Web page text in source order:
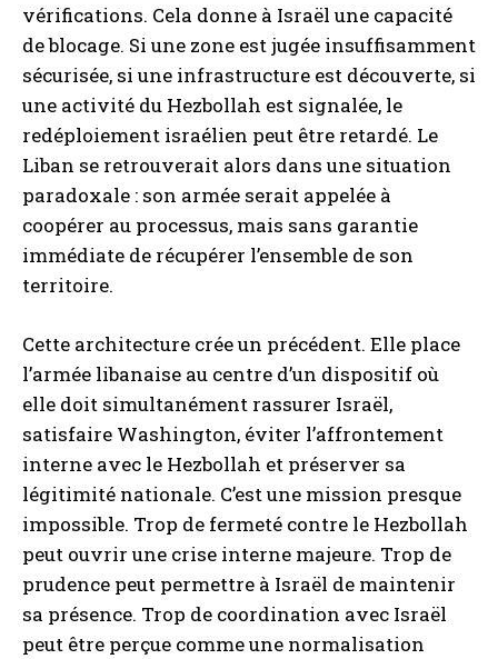
vérifications. Cela donne à Israël une capacité
de blocage. Si une zone est jugée insuffisamment
sécurisée, si une infrastructure est découverte, si
une activité du Hezbollah est signalée, le
redéploiement israélien peut être retardé. Le
Liban se retrouverait alors dans une situation
paradoxale : son armée serait appelée à
coopérer au processus, mais sans garantie
immédiate de récupérer l’ensemble de son
territoire.
Cette architecture crée un précédent. Elle place
l’armée libanaise au centre d’un dispositif où
elle doit simultanément rassurer Israël,
satisfaire Washington, éviter l’affrontement
interne avec le Hezbollah et préserver sa
légitimité nationale. C’est une mission presque
impossible. Trop de fermeté contre le Hezbollah
peut ouvrir une crise interne majeure. Trop de
prudence peut permettre à Israël de maintenir
sa présence. Trop de coordination avec Israël
peut être perçue comme une normalisation